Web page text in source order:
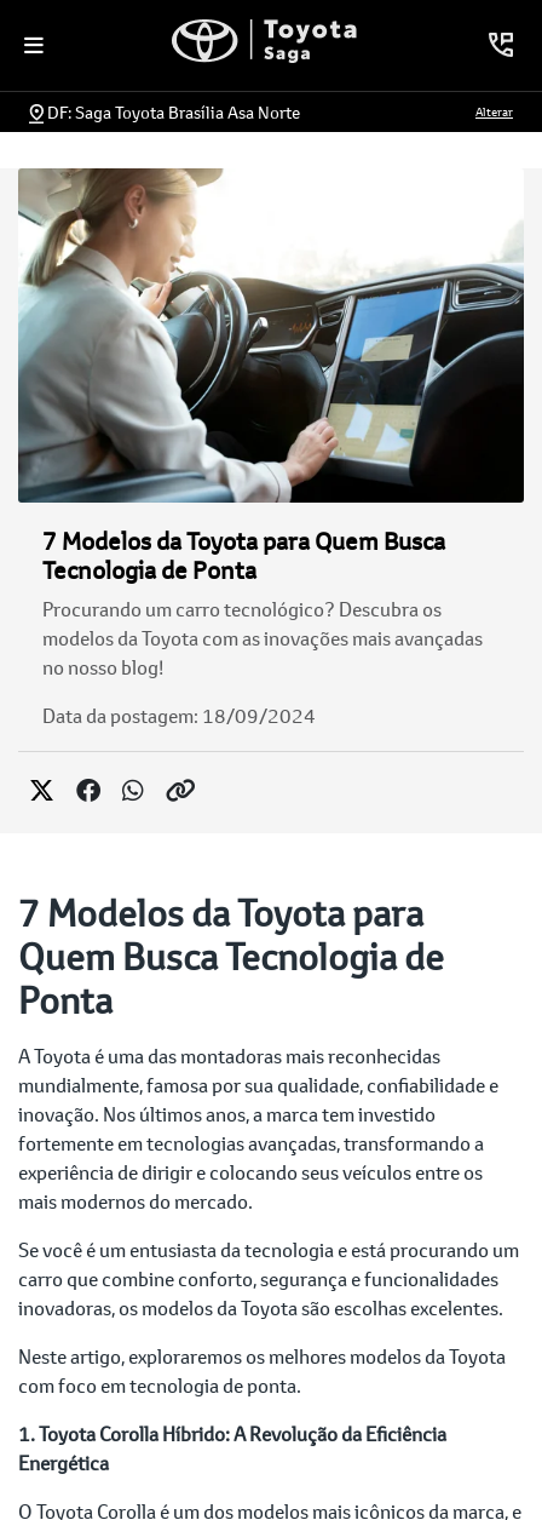
DF: Saga Toyota Brasília Asa Norte Alterar
7 Modelos da Toyota para Quem Busca
Tecnologia de Ponta
Procurando um carro tecnológico? Descubra os
modelos da Toyota com as inovações mais avançadas
no nosso blog!
Data da postagem: 18/09/2024
7 Modelos da Toyota para
Quem Busca Tecnologia de
Ponta
A Toyota é uma das montadoras mais reconhecidas
mundialmente, famosa por sua qualidade, confiabilidade e
inovação. Nos últimos anos, a marca tem investido
fortemente em tecnologias avançadas, transformando a
experiência de dirigir e colocando seus veículos entre os
mais modernos do mercado.
Se você é um entusiasta da tecnologia e está procurando um
carro que combine conforto, segurança e funcionalidades
inovadoras, os modelos da Toyota são escolhas excelentes.
Neste artigo, exploraremos os melhores modelos da Toyota
com foco em tecnologia de ponta.
1. Toyota Corolla Híbrido: A Revolução da Eficiência
Energética
O Toyota Corolla é um dos modelos mais icônicos da marca, e